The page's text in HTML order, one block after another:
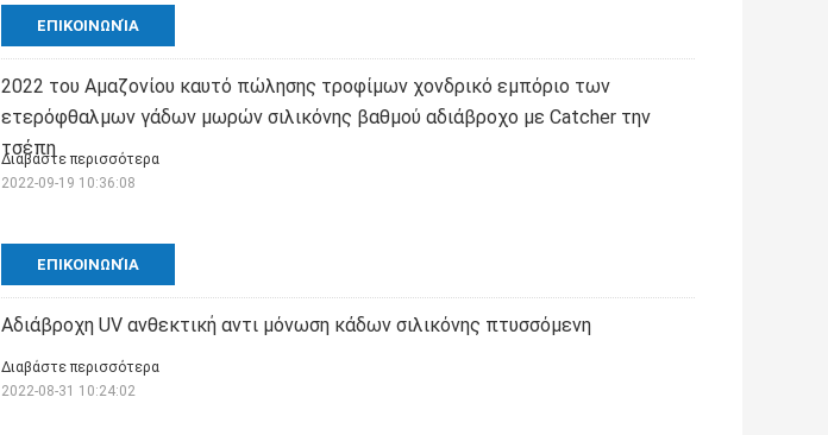
ΕΠΙΚΟΙΝΩΝΊΑ
2022 του Αμαζονίου καυτό πώλησης τροφίμων χονδρικό εμπόριο των
ετερόφθαλμων γάδων μωρών σιλικόνης βαθμού αδιάβροχο με Catcher την
τσέπη
ΕΠΙΚΟΙΝΩΝΊΑ
Διαβάστε περισσότερα
2022-09-19 10:36:08
Αδιάβροχη UV ανθεκτική αντι μόνωση κάδων σιλικόνης πτυσσόμενη
Διαβάστε περισσότερα
2022-08-31 10:24:02